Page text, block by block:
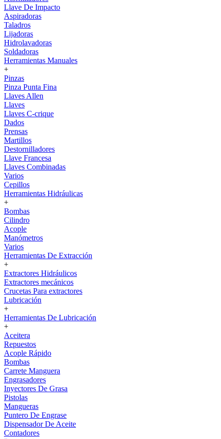
Llave De Impacto
Aspiradoras
Taladros
Lijadoras
Hidrolavadoras
Soldadoras
Herramientas Manuales
+
Pinzas
Pinza Punta Fina
Llaves Allen
Llaves
Llaves C-crique
Dados
Prensas
Martillos
Destornilladores
Llave Francesa
Llaves Combinadas
Varios
Cepillos
Herramientas Hidráulicas
+
Bombas
Cilindro
Acople
Manómetros
Varios
Herramientas De Extracción
+
Extractores Hidráulicos
Extractores mecánicos
Crucetas Para extractores
Lubricación
+
Herramientas De Lubricación
+
Aceitera
Repuestos
Acople Rápido
Bombas
Carrete Manguera
Engrasadores
Inyectores De Grasa
Pistolas
Mangueras
Puntero De Engrase
Dispensador De Aceite
Contadores